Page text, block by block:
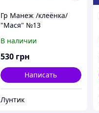
Гр Манеж /клеёнка/
"Мася" №13
квадратный, мягкое
дно, крупная сетка.
В наличии
530 грн
Написать
Лунтик